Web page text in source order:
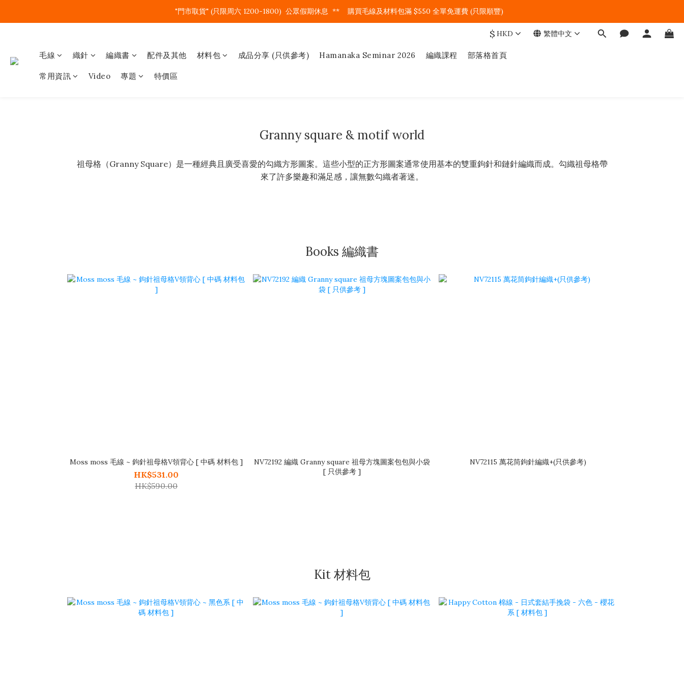
"門市取貨" (只限周六 1200-1800)  公眾假期休息  **    購買毛線及材料包滿 $550 全單免運費 (只限順豐)
$ HKD 繁體中文
毛線 織針 編織書 配件及其他 材料包 成品分享 (只供參考) Hamanaka Seminar 2026 編織課程 部落格首頁
常用資訊 Video 專題 特價區
Granny square & motif world
祖母格（Granny Square）是一種經典且廣受喜愛的勾織方形圖案。這些小型的正方形圖案通常使用基本的雙重鉤針和鏈針編織而成。勾織祖母格帶
來了許多樂趣和滿足感，讓無數勾織者著迷。
Books 編織書
Moss moss 毛線 ~ 鉤針祖母格V領背心 [ 中碼 材料包 ]
HK$531.00
HK$590.00
NV72192 編織 Granny square 祖母方塊圖案包包與小袋
[ 只供參考 ]
NV72115 萬花筒鉤針編織+(只供參考)
Kit 材料包